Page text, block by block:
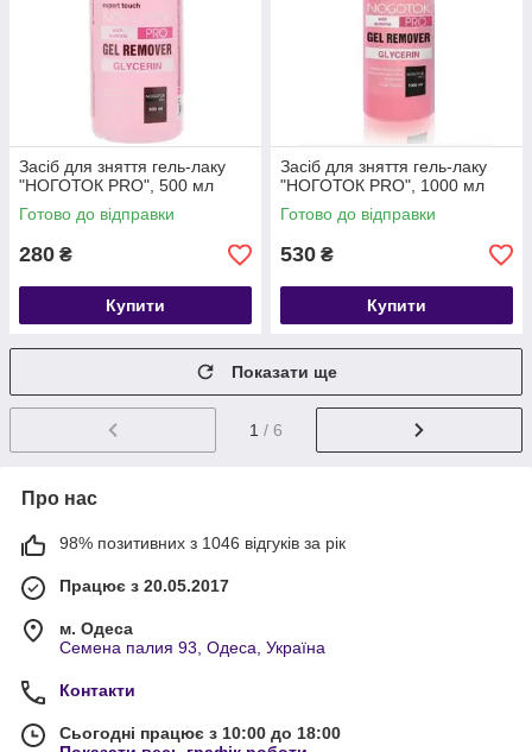
Засіб для зняття гель-лаку
"НОГОТОК PRO", 500 мл
Готово до відправки
280 ₴
Купити
Засіб для зняття гель-лаку
"НОГОТОК PRO", 1000 мл
Готово до відправки
530 ₴
Купити
Показати ще
1 / 6
Про нас
98% позитивних з 1046 відгуків за рік
Працює з 20.05.2017
м. Одеса
Семена палия 93, Одеса, Україна
Контакти
Сьогодні працює з 10:00 до 18:00